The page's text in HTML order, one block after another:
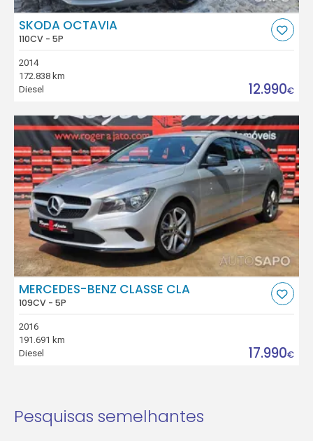
SKODA OCTAVIA
110CV - 5P
2014
172.838 km
Diesel
12.990€
MERCEDES-BENZ CLASSE CLA
109CV - 5P
2016
191.691 km
Diesel
17.990€
Pesquisas semelhantes